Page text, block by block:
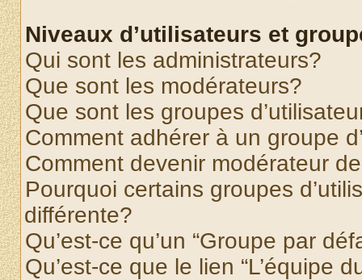
Niveaux d’utilisateurs et
Qui sont les administrateurs?
Que sont les modérateurs?
Que sont les groupes
Comment adhérer à un groupe
Comment devenir modérateur
Pourquoi certains groupes
différente?
Qu’est-ce qu’un “Groupe par
Qu’est-ce que le lien “L’équipe